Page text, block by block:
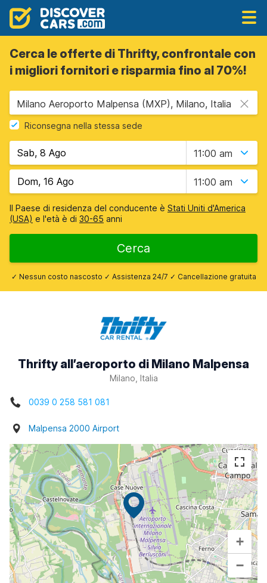
Cerca le offerte di Thrifty, confrontale con
i migliori fornitori e risparmia fino al 70%!
Milano Aeroporto Malpensa (MXP), Milano, Italia
Riconsegna nella stessa sede
11:00 am
11:00 am
Il Paese di residenza del conducente è Stati Uniti d'America
(USA) e l'età è di 30-65 anni
Cerca
✓ Nessun costo nascosto ✓ Assistenza 24/7 ✓ Cancellazione gratuita
Thrifty all’aeroporto di Milano Malpensa
Milano, Italia
0039 0 258 581 081
Malpensa 2000 Airport
+
−